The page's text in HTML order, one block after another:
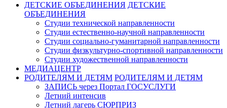
ДЕТСКИЕ ОБЪЕДИНЕНИЯ ДЕТСКИЕ
ОБЪЕДИНЕНИЯ
Студии технической направленности
Студии естественно-научной направленности
Студии социально-гуманитарной направленности
Студии физкультурно-спортивной направленности
Студии художественной направленности
МЕДИАЦЕНТР
РОДИТЕЛЯМ И ДЕТЯМ РОДИТЕЛЯМ И ДЕТЯМ
ЗАПИСЬ через Портал ГОСУСЛУГИ
Летний интенсив
Летний лагерь СЮРПРИЗ